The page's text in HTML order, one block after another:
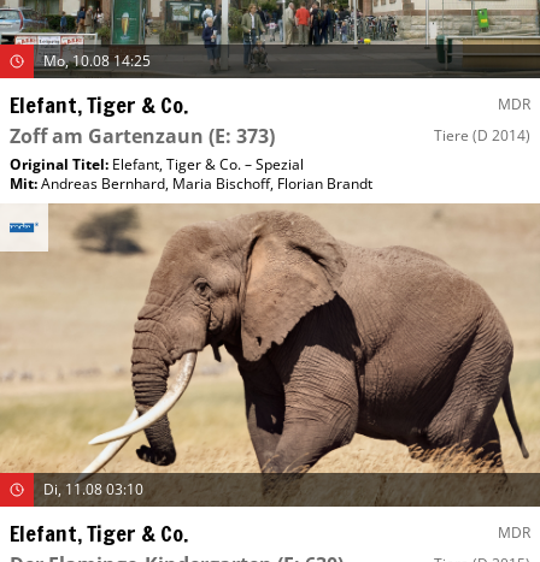
Mo, 10.08 14:25
Elefant, Tiger & Co. MDR
Zoff am Gartenzaun (E: 373) Tiere (D 2014)
Original Titel: Elefant, Tiger & Co. – Spezial
Mit:Andreas Bernhard, Maria Bischoff, Florian Brandt
Di, 11.08 03:10
Elefant, Tiger & Co. MDR